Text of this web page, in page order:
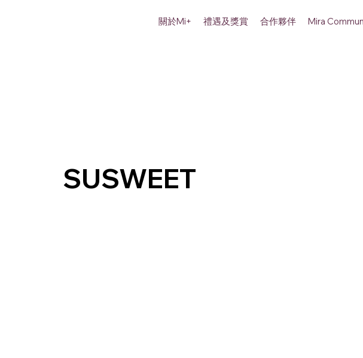
關於Mi+ 禮遇及獎賞 合作夥伴 Mira
SUSWEET